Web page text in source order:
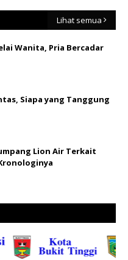
Lihat semua
Wanita, Pria Bercadar
Siapa yang Tanggung
Lion Air Terkait